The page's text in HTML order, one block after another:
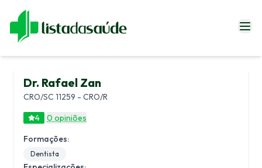
Blog
Revistas
Fale Conosco
Dr. Rafael Zan
CRO/SC 11259 - CRO/R
4
0 opiniões
Formações:
Dentista